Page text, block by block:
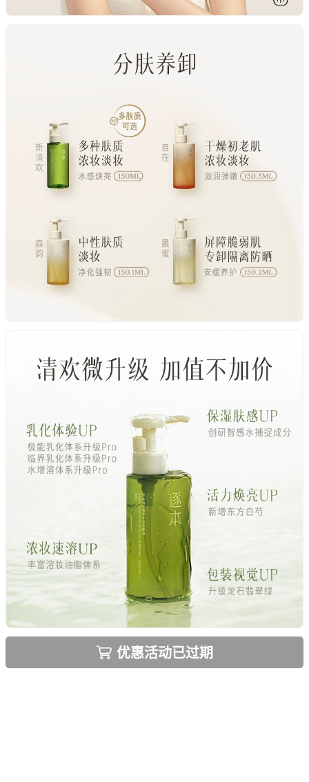
优惠活动已过期